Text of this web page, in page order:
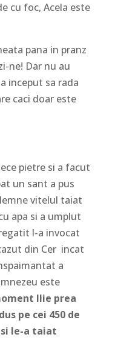
cu foc, Acela este
pana in pranz
ne! Dar nu au
inceput sa rada
caci doar este
pietre si a facut
un sant a pus
vitelul taiat
apa si a umplut
l-a invocat
din Cer incat
a
este
Ilie prea
pe cei 450 de
le-a taiat